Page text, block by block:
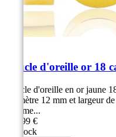
Boucle d'oreille or 18
Boucle d'oreille en or jaune
Diamètre 12 mm et largeur
sublime...
269,99 €
En stock